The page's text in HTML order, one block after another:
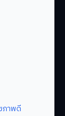
ภาพดี